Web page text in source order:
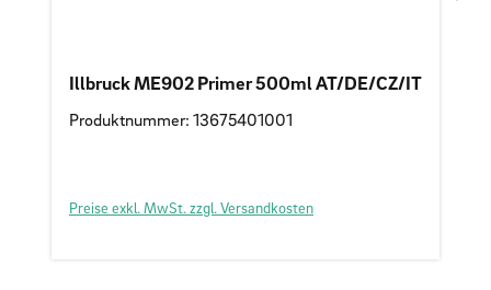
Illbruck ME902 Primer 500ml AT/DE/CZ/IT
Produktnummer: 13675401001
Preise exkl. MwSt. zzgl. Versandkosten